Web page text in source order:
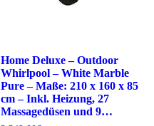
Home Deluxe – Outdoor
Whirlpool – White Marble
Pure – Maße: 210 x 160 x 85
cm – Inkl. Heizung, 27
Massagedüsen und 9…